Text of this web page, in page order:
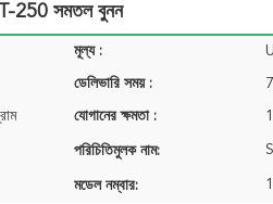
250 সমতল বুনন
মূল্য :
ডেলিভারি সময় :
যোগানের ক্ষমতা :
পরিচিতিমুলক নাম:
মডেল নম্বার: